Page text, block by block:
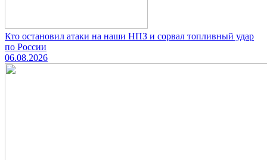
Кто остановил атаки на наши НПЗ и сорвал топливный удар
по России
06.08.2026